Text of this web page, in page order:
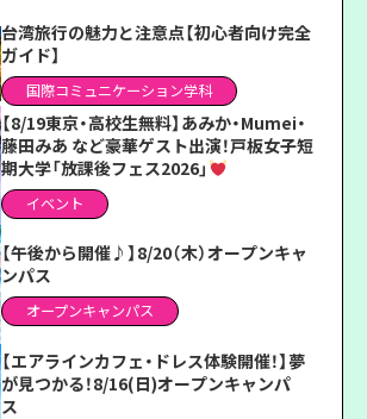
台湾旅行の魅力と注意点【初心者向け完全
ガイド】
国際コミュニケーション学科
【8/19東京・高校生無料】あみか・Mumei・
藤田みあ など豪華ゲスト出演！戸板女子短
期大学「放課後フェス2026」
イベント
【午後から開催♪】8/20（木）オープンキャ
ンパス
オープンキャンパス
【エアラインカフェ・ドレス体験開催！】夢
が見つかる！8/16(日)オープンキャンパ
ス